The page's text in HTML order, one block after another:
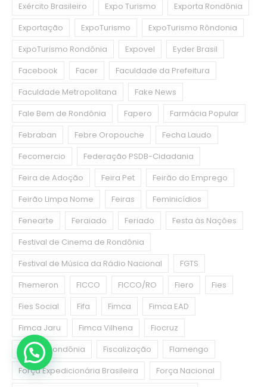
Exército Brasileiro
Expo Turismo
Exporta Rondônia
Exportação
ExpoTurismo
ExpoTurismo Rôndonia
ExpoTurismo Rondônia
Expovel
Eyder Brasil
Facebook
Facer
Faculdade da Prefeitura
Faculdade Metropolitana
Fake News
Fale Bem de Rondônia
Fapero
Farmácia Popular
Febraban
Febre Oropouche
Fecha Laudo
Fecomercio
Federação PSDB-Cidadania
Feira de Adoção
Feira Pet
Feirão do Emprego
Feirão Limpa Nome
Feiras
Feminicídios
Fenearte
Feraiado Feriado
Festa às Nações
Festival de Cinema de Rondônia
Festival de Música da Rádio Nacional
FGTS
Fhemeron
FICCO FICCO/RO Fiero
Fies
Fies Social
Fifa Fimca
Fimca EAD
Fimca Jaru
Fimca Vilhena
Fiocruz
Fiocruz Rondônia
Fiscalização
Flamengo
Força Expedicionária Brasileira
Força Nacional